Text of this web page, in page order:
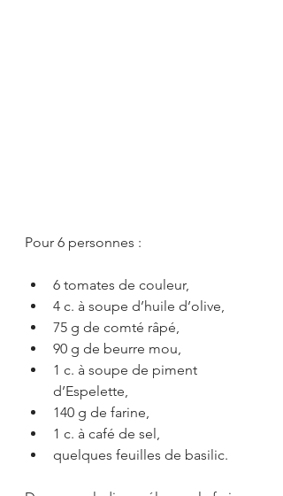
Pour 6 personnes :
6 tomates de couleur,
4 c. à soupe d’huile d’olive,
75 g de comté râpé,
90 g de beurre mou,
1 c. à soupe de piment
d’Espelette,
140 g de farine,
1 c. à café de sel,
quelques feuilles de basilic.